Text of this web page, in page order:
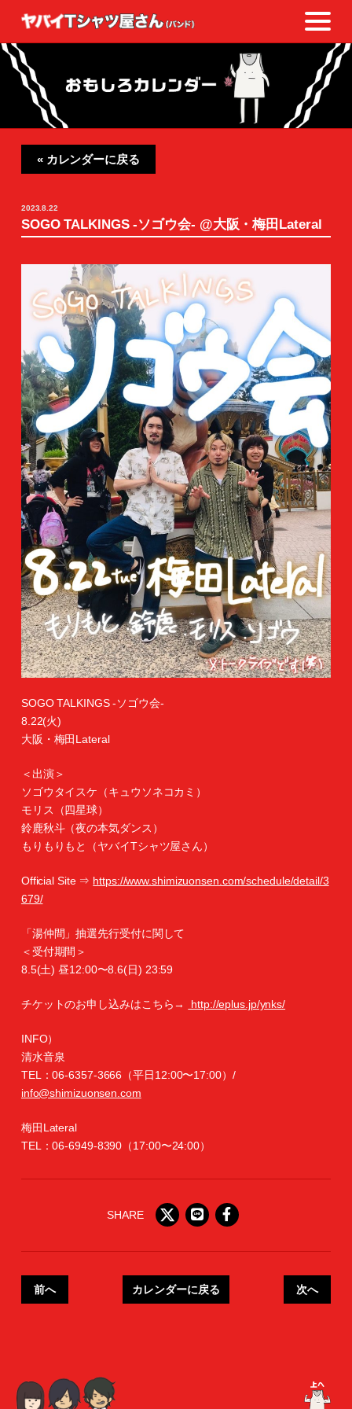
« カレンダーに戻る
2023.8.22
SOGO TALKINGS -ソゴウ会- @大阪・梅⽥Lateral
SOGO TALKINGS -ソゴウ会-
8.22(火)
大阪・梅⽥Lateral
＜出演＞
ソゴウタイスケ（キュウソネコカミ）
モリス（四星球）
鈴⿅秋⽃（夜の本気ダンス）
もりもりもと（ヤバイTシャツ屋さん）
Official Site ⇒ https://www.shimizuonsen.com/schedule/detail/3
679/
「湯仲間」抽選先行受付に関して
＜受付期間＞
8.5(土) 昼12:00〜8.6(日) 23:59
チケットのお申し込みはこちら→ http://eplus.jp/ynks/
INFO）
清水音泉
TEL：06-6357-3666（平日12:00〜17:00）/
info@shimizuonsen.com
梅田Lateral
TEL：06-6949-8390（17:00〜24:00）
SHARE
前へ カレンダーに戻る 次へ